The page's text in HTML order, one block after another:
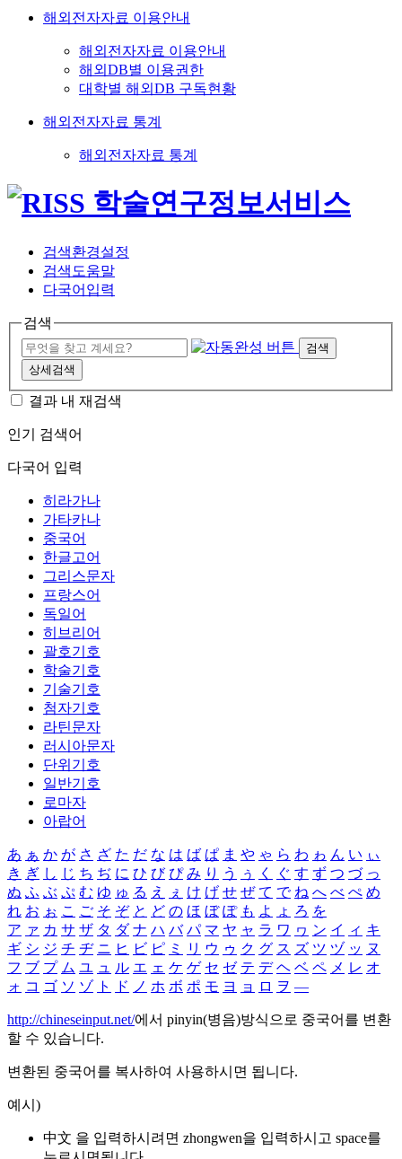
해외전자자료 이용안내
해외전자자료 이용안내
해외DB별 이용권한
대학별 해외DB 구독현황
해외전자자료 통계
해외전자자료 통계
검색환경설정
검색도움말
다국어입력
검색
검색
상세검색
결과 내 재검색
인기 검색어
다국어 입력
히라가나
가타카나
중국어
한글고어
그리스문자
프랑스어
독일어
히브리어
괄호기호
학술기호
기술기호
첨자기호
라틴문자
러시아문자
단위기호
일반기호
로마자
아랍어
あ ぁ か が さ ざ た だ な は ば ぱ ま や ゃ ら わ ゎ ん い ぃ
き ぎ し じ ち ぢ に ひ び ぴ み り う ぅ く ぐ す ず つ づ っ
ぬ ふ ぶ ぷ む ゆ ゅ る え ぇ け げ せ ぜ て で ね へ べ ぺ め
れ お ぉ こ ご そ ぞ と ど の ほ ぼ ぽ も よ ょ ろ を
ア ァ カ サ ザ タ ダ ナ ハ バ パ マ ヤ ャ ラ ワ ヮ ン イ ィ キ
ギ シ ジ チ ヂ ニ ヒ ビ ピ ミ リ ウ ゥ ク グ ス ズ ツ ヅ ッ ヌ
フ ブ プ ム ユ ュ ル エ ェ ケ ゲ セ ゼ テ デ ヘ ベ ペ メ レ オ
ォ コ ゴ ソ ゾ ト ド ノ ホ ボ ポ モ ヨ ョ ロ ヲ ―
http://chineseinput.net/에서 pinyin(병음)방식으로 중국어를 변환
할 수 있습니다.
변환된 중국어를 복사하여 사용하시면 됩니다.
예시)
中文 을 입력하시려면 zhongwen을 입력하시고 space를